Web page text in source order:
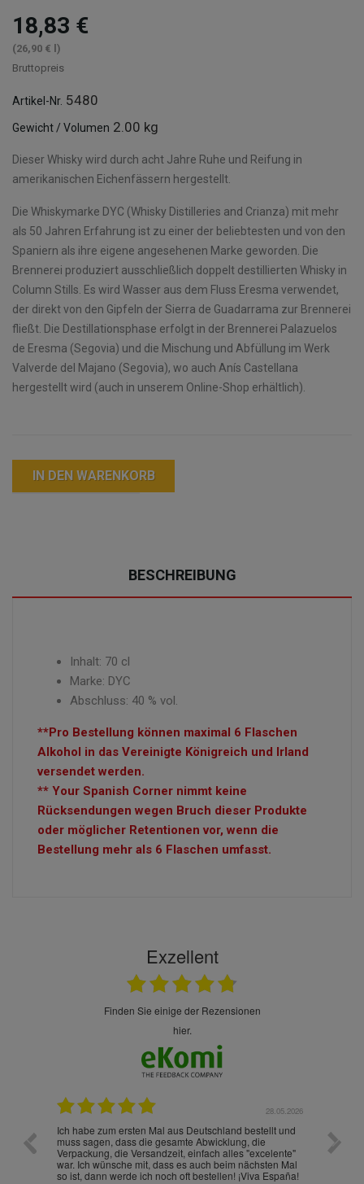
18,83 €
(26,90 € l)
Bruttopreis
Artikel-Nr. 5480
Gewicht / Volumen 2.00 kg
Dieser Whisky wird durch acht Jahre Ruhe und Reifung in
amerikanischen Eichenfässern hergestellt.
Die Whiskymarke DYC (Whisky Distilleries and Crianza) mit mehr
als 50 Jahren Erfahrung ist zu einer der beliebtesten und von den
Spaniern als ihre eigene angesehenen Marke geworden. Die
Brennerei produziert ausschließlich doppelt destillierten Whisky in
Column Stills. Es wird Wasser aus dem Fluss Eresma verwendet,
der direkt von den Gipfeln der Sierra de Guadarrama zur Brennerei
fließt. Die Destillationsphase erfolgt in der Brennerei Palazuelos
de Eresma (Segovia) und die Mischung und Abfüllung im Werk
Valverde del Majano (Segovia), wo auch Anís Castellana
hergestellt wird (auch in unserem Online-Shop erhältlich).
IN DEN WARENKORB
BESCHREIBUNG
Inhalt: 70 cl
Marke: DYC
Abschluss: 40 % vol.
**Pro Bestellung können maximal 6 Flaschen
Alkohol in das Vereinigte Königreich und Irland
versendet werden.
** Your Spanish Corner nimmt keine
Rücksendungen wegen Bruch dieser Produkte
oder möglicher Retentionen vor, wenn die
Bestellung mehr als 6 Flaschen umfasst.
Exzellent
finden Sie einige der Rezensionen
hier.
28.05.2026
Ich habe zum ersten Mal aus Deutschland bestellt und
muss sagen, dass die gesamte Abwicklung, die
Verpackung, die Versandzeit, einfach alles "excelente"
war. Ich wünsche mit, dass es auch beim nächsten Mal
so ist, dann werde ich noch oft bestellen! ¡Viva España!
Die
gut
ist